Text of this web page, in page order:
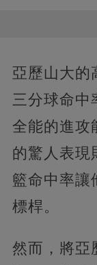
亞歷山大的
三分球命中
全能的進攻
的驚人表現
籃命中率讓
標桿。
然而，將亞